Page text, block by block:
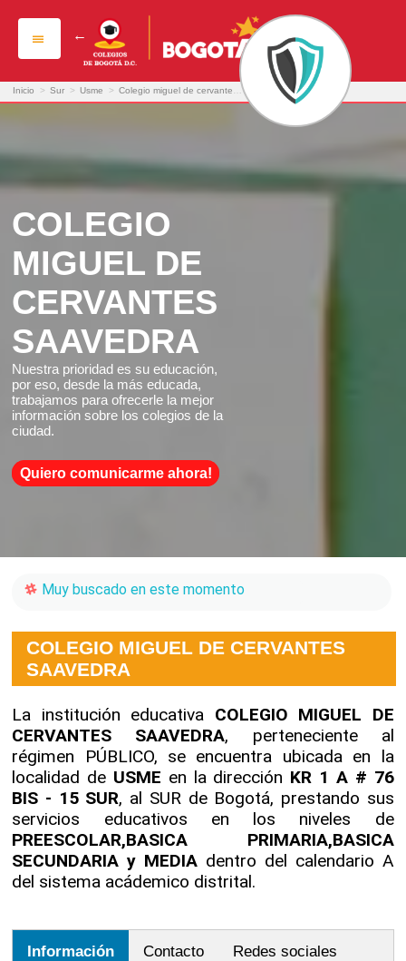
colegio miguel de cervantes saavedra
Inicio > Sur > Usme > Colegio miguel de cervantes saavedra
COLEGIO
MIGUEL DE
CERVANTES
SAAVEDRA
Nuestra prioridad es su educación,
por eso, desde la más educada,
trabajamos para ofrecerle la mejor
información sobre los colegios de la
ciudad.
Quiero comunicarme ahora!
Muy buscado en este momento
COLEGIO MIGUEL DE CERVANTES
SAAVEDRA
La institución educativa COLEGIO MIGUEL DE
CERVANTES SAAVEDRA, perteneciente al
régimen PÚBLICO, se encuentra ubicada en la
localidad de USME en la dirección KR 1 A # 76
BIS - 15 SUR, al SUR de Bogotá, prestando sus
servicios educativos en los niveles de
PREESCOLAR,BASICA PRIMARIA,BASICA
SECUNDARIA y MEDIA dentro del calendario A
del sistema acádemico distrital.
Información Contacto Redes sociales